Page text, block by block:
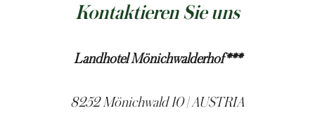
Kontaktieren Sie uns
Landhotel Mönichwalderhof***
8252 Mönichwald 10 | AUSTRIA